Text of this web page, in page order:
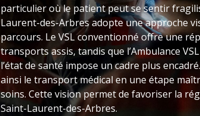
particulier où le patient peut se sentir
Laurent-des-Arbres adopte une approche
parcours. Le VSL conventionné offre une
transports assis, tandis que l’Ambulance
l’état de santé impose un cadre plus
ainsi le transport médical en une étape
soins. Cette vision permet de favoriser la
Saint-Laurent-des-Arbres.